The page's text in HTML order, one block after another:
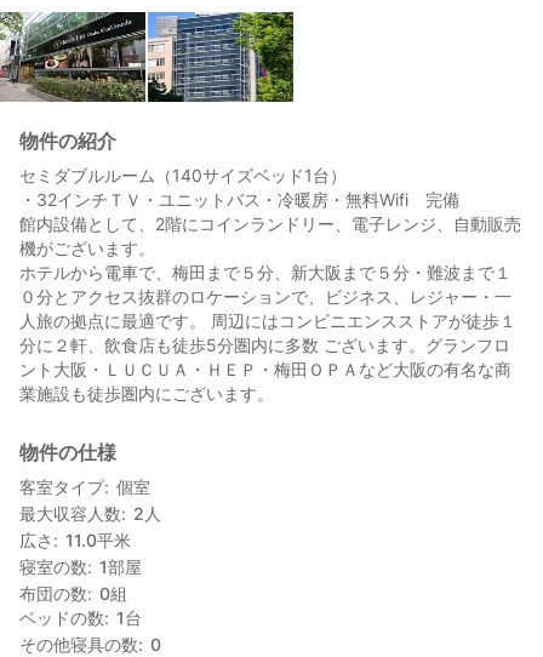
物件の紹介
セミダブルルーム（140サイズベッド1台）
・32インチＴＶ・ユニットバス・冷暖房・無料Wifi 完備
館内設備として、2階にコインランドリー、電子レンジ、自動販売
機がございます。
ホテルから電車で、梅田まで５分、新大阪まで５分・難波まで１
０分とアクセス抜群のロケーションで、ビジネス、レジャー・一
人旅の拠点に最適です。 周辺にはコンビニエンスストアが徒歩１
分に２軒、飲食店も徒歩5分圏内に多数 ございます。グランフロ
ント大阪・ＬＵＣＵＡ・ＨＥＰ・梅田ＯＰＡなど大阪の有名な商
業施設も徒歩圏内にございます。
物件の仕様
客室タイプ 個室
最大収容人数
2 人
広さ
11.0平米
寝室の数
1部屋
布団の数
0組
ベッドの数
1台
その他寝具の数
0